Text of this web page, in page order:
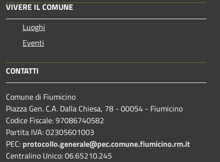
VIVERE IL COMUNE
Luoghi
Eventi
CONTATTI
Comune di Fiumicino
Piazza Gen. C.A. Dalla Chiesa, 78 - 00054 - Fiumicino
Codice Fiscale: 97086740582
Partita IVA: 02305601003
PEC: protocollo.generale@pec.comune.fiumicino.rm.it
Centralino Unico: 06.65210.245